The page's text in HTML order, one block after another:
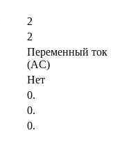
2
2
Переменный ток
(AC)
Нет
0.
0.
0.